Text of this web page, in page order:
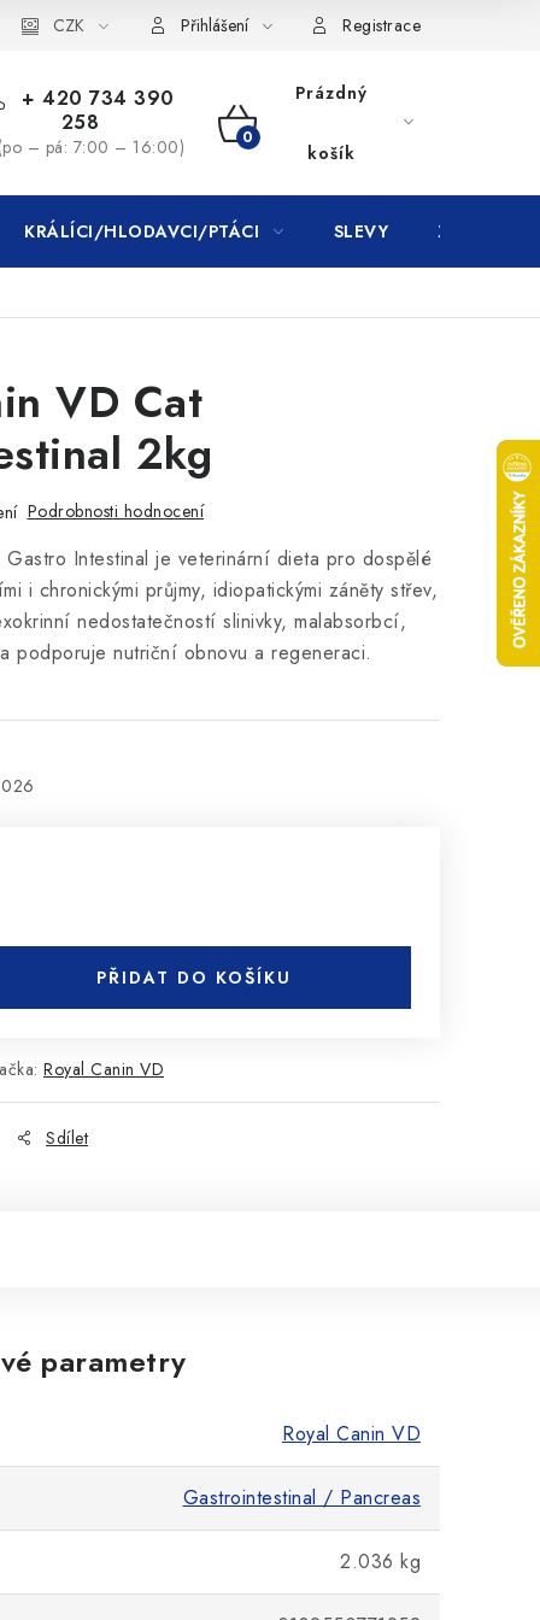
CZK Přihlášení Registrace
+ 420 734 390
258
(po – pá: 7:00 – 16:00)
NÁKUPNÍ
KOŠÍK
Prázdný
košík
KRÁLÍCI/HLODAVCI/PTÁCI SLEVY ZNAČKY
VD Cat
2kg
Podrobnosti hodnocení
Gastro Intestinal je veterinární dieta pro dospělé
i chronickými průjmy, idiopatickými záněty střev,
nedostatečností slinivky, malabsorbcí,
podporuje nutriční obnovu a regeneraci.
PŘIDAT DO KOŠÍKU
Royal Canin VD
Sdílet
parametry
Royal Canin VD
Gastrointestinal / Pancreas
2.036 kg